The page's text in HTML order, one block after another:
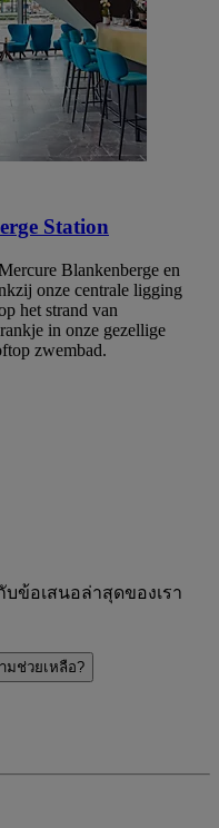
Station
Blankenberge en
onze centrale ligging
het strand van
in onze gezellige
zwembad.
บข้อเสนอล่าสุดของเรา
มช่วยเหลือ?